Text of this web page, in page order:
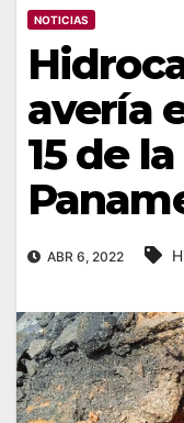
NOTICIAS
avería
15 de
ABR 6, 2022